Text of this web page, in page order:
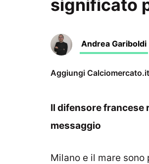
significato
Andrea Gariboldi
Aggiungi
Il difensore francese
messaggio
Milano e il mare